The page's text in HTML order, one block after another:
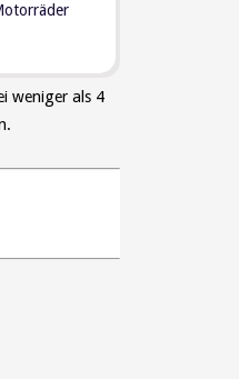
weniger als 4